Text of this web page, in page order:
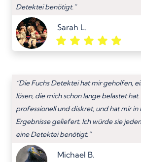
Detektei benötigt.”
Sarah L.
“Die Fuchs Detektei hat mir geholfen,
lösen, die mich schon lange belastet
professionell und diskret, und hat mir in
Ergebnisse geliefert. Ich würde sie
eine Detektei benötigt.”
Michael B.